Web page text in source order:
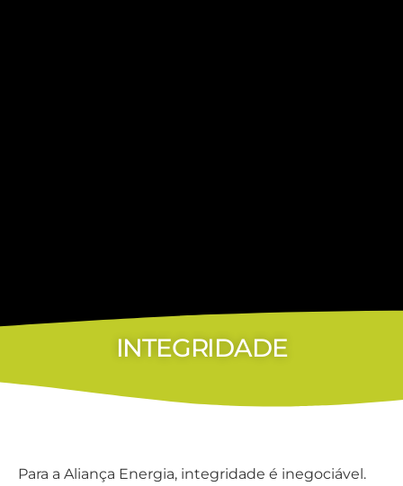
INTEGRIDADE
Para a Aliança Energia, integridade é inegociável.